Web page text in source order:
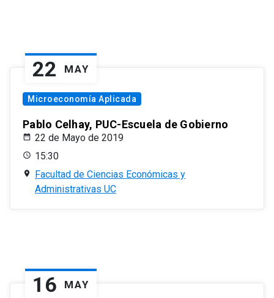
22 MAY
Microeconomía Aplicada
Pablo Celhay, PUC-Escuela de Gobierno
22 de Mayo de 2019
15:30
Facultad de Ciencias Económicas y
Administrativas UC
16 MAY